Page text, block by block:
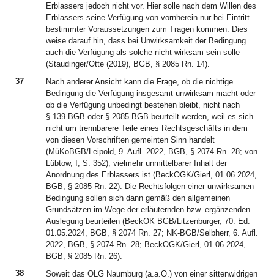
Erblassers jedoch nicht vor. Hier solle nach dem Willen des
Erblassers seine Verfügung von vornherein nur bei Eintritt
bestimmter Voraussetzungen zum Tragen kommen. Dies
weise darauf hin, dass bei Unwirksamkeit der Bedingung
auch die Verfügung als solche nicht wirksam sein solle
(Staudinger/Otte (2019), BGB, § 2085 Rn. 14).
37
Nach anderer Ansicht kann die Frage, ob die nichtige
Bedingung die Verfügung insgesamt unwirksam macht oder
ob die Verfügung unbedingt bestehen bleibt, nicht nach
§ 139 BGB oder § 2085 BGB beurteilt werden, weil es sich
nicht um trennbarere Teile eines Rechtsgeschäfts in dem
von diesen Vorschriften gemeinten Sinn handelt
(MüKoBGB/Leipold, 9. Aufl. 2022, BGB, § 2074 Rn. 28; von
Lübtow, I, S. 352), vielmehr unmittelbarer Inhalt der
Anordnung des Erblassers ist (BeckOGK/Gierl, 01.06.2024,
BGB, § 2085 Rn. 22). Die Rechtsfolgen einer unwirksamen
Bedingung sollen sich dann gemäß den allgemeinen
Grundsätzen im Wege der erläuternden bzw. ergänzenden
Auslegung beurteilen (BeckOK BGB/Litzenburger, 70. Ed.
01.05.2024, BGB, § 2074 Rn. 27; NK-BGB/Selbherr, 6. Aufl.
2022, BGB, § 2074 Rn. 28; BeckOGK/Gierl, 01.06.2024,
BGB, § 2085 Rn. 26).
38
Soweit das OLG Naumburg (a.a.O.) von einer sittenwidrigen